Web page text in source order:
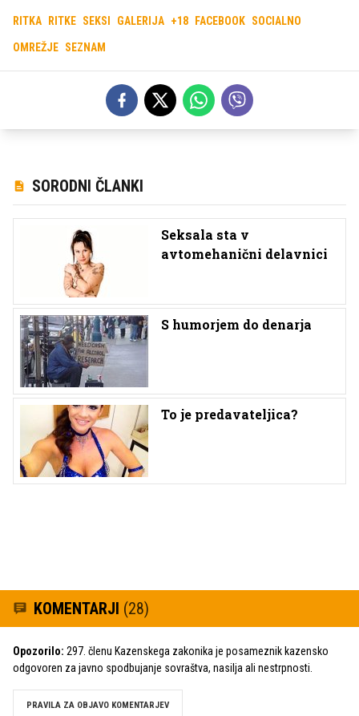
RITKA RITKE SEKSI GALERIJA +18 FACEBOOK SOCIALNO
OMREŽJE SEZNAM
SORODNI ČLANKI
Seksala sta v
avtomehanični delavnici
S humorjem do denarja
To je predavateljica?
KOMENTARJI (28)
Opozorilo: 297. členu Kazenskega zakonika je posameznik kazensko
odgovoren za javno spodbujanje sovraštva, nasilja ali nestrpnosti.
PRAVILA ZA OBJAVO KOMENTARJEV